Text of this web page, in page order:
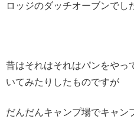
ロッジのダッチオーブンでし
昔はそれはそれはパンをやっ
いてみたりしたものですが
だんだんキャンプ場でキャン